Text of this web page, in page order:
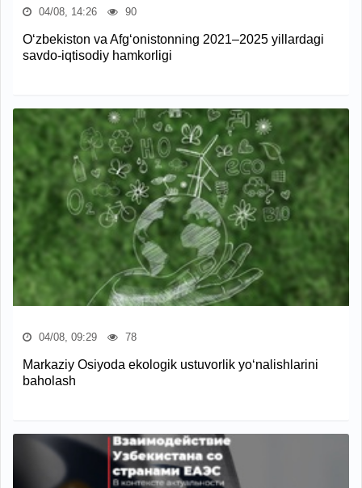
04/08, 14:26 90
O‘zbekiston va Afg‘onistonning 2021–2025 yillardagi
savdo-iqtisodiy hamkorligi
04/08, 09:29 78
Markaziy Osiyoda ekologik ustuvorlik yo‘nalishlarini
baholash